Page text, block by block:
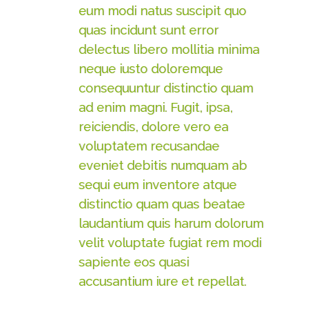
eum modi natus suscipit quo
quas incidunt sunt error
delectus libero mollitia minima
neque iusto doloremque
consequuntur distinctio quam
ad enim magni. Fugit, ipsa,
reiciendis, dolore vero ea
voluptatem recusandae
eveniet debitis numquam ab
sequi eum inventore atque
distinctio quam quas beatae
laudantium quis harum dolorum
velit voluptate fugiat rem modi
sapiente eos quasi
accusantium iure et repellat.